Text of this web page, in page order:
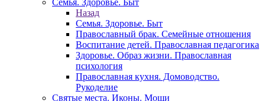
Семья. Здоровье. Быт
Назад
Семья. Здоровье. Быт
Православный брак. Семейные отношения
Воспитание детей. Православная педагогика
Здоровье. Образ жизни. Православная
психология
Православная кухня. Домоводство.
Рукоделие
Святые места. Иконы. Мощи